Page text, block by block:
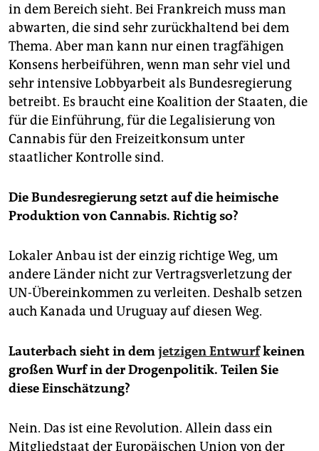
in dem Bereich sieht. Bei Frankreich muss man
abwarten, die sind sehr zurückhaltend bei dem
Thema. Aber man kann nur einen tragfähigen
Konsens herbeiführen, wenn man sehr viel und
sehr intensive Lobbyarbeit als Bundesregierung
betreibt. Es braucht eine Koalition der Staaten, die
für die Einführung, für die Legalisierung von
Cannabis für den Freizeitkonsum unter
staatlicher Kontrolle sind.
Die Bundesregierung setzt auf die heimische
Produktion von Cannabis. Richtig so?
Lokaler Anbau ist der einzig richtige Weg, um
andere Länder nicht zur Vertragsverletzung der
UN-Übereinkommen zu verleiten. Deshalb setzen
auch Kanada und Uruguay auf diesen Weg.
Lauterbach sieht in demjetzigen Entwurfkeinen
großen Wurf in der Drogenpolitik. Teilen Sie
diese Einschätzung?
Nein. Das ist eine Revolution. Allein dass ein
Mitgliedstaat der Europäischen Union von der